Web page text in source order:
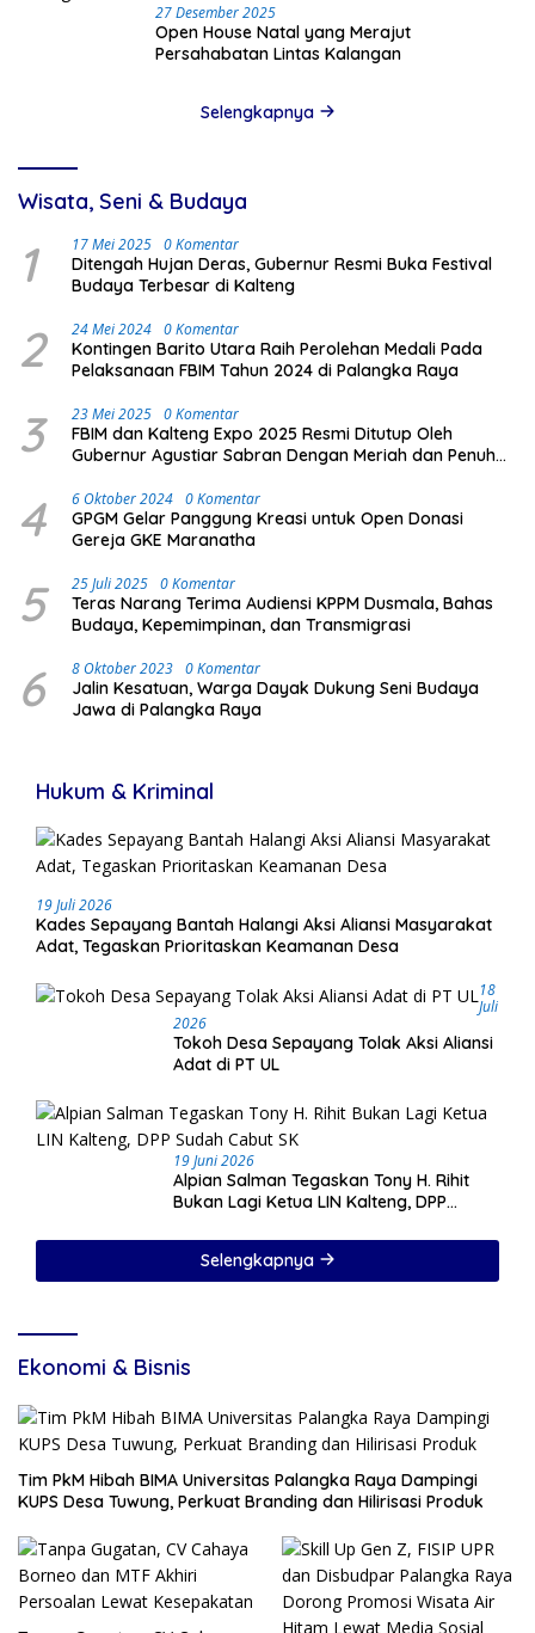
27 Desember 2025
Open House Natal yang Merajut
Persahabatan Lintas Kalangan
Selengkapnya
Wisata, Seni & Budaya
1 17 Mei 2025 0 Komentar
Ditengah Hujan Deras, Gubernur Resmi Buka Festival
Budaya Terbesar di Kalteng
2 24 Mei 2024 0 Komentar
Kontingen Barito Utara Raih Perolehan Medali Pada
Pelaksanaan FBIM Tahun 2024 di Palangka Raya
3 23 Mei 2025 0 Komentar
FBIM dan Kalteng Expo 2025 Resmi Ditutup Oleh
Gubernur Agustiar Sabran Dengan Meriah dan Penuh
4 6 Oktober 2024 0 Komentar
GPGM Gelar Panggung Kreasi untuk Open Donasi
Gereja GKE Maranatha
5 25 Juli 2025 0 Komentar
Teras Narang Terima Audiensi KPPM Dusmala, Bahas
Budaya, Kepemimpinan, dan Transmigrasi
6 8 Oktober 2023 0 Komentar
Jalin Kesatuan, Warga Dayak Dukung Seni Budaya
Jawa di Palangka Raya
Hukum & Kriminal
19 Juli 2026
Kades Sepayang Bantah Halangi Aksi Aliansi Masyarakat
Adat, Tegaskan Prioritaskan Keamanan Desa
18
Juli
2026
Tokoh Desa Sepayang Tolak Aksi Aliansi
Adat di PT UL
19 Juni 2026
Alpian Salman Tegaskan Tony H. Rihit
Bukan Lagi Ketua LIN Kalteng, DPP
Selengkapnya
Ekonomi & Bisnis
Tim PkM Hibah BIMA Universitas Palangka Raya Dampingi
KUPS Desa Tuwung, Perkuat Branding dan Hilirisasi Produk